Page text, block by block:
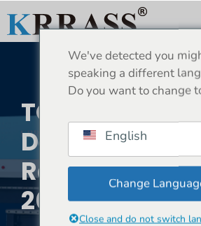
contenu
TOP 5 Des
De Machines À
Rainurer En V
2024
We've detected you
speaking a different
Do you want to change
English
Change
Close and do not switch